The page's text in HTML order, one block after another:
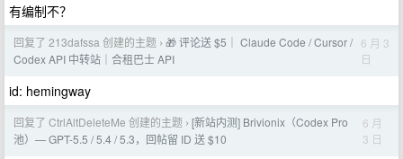
有编制不？
回复了 213dafssa 创建的主题 › 🎁 评论送 $5｜ Claude Code / Cursor /
Codex API 中转站｜合租巴士 API
6 月 3
日
id: hemingway
回复了 CtrlAltDeleteMe 创建的主题 › [新站内测] Brivionix（Codex Pro
池）— GPT-5.5 / 5.4 / 5.3，回帖留 ID 送 $10
6 月
3 日